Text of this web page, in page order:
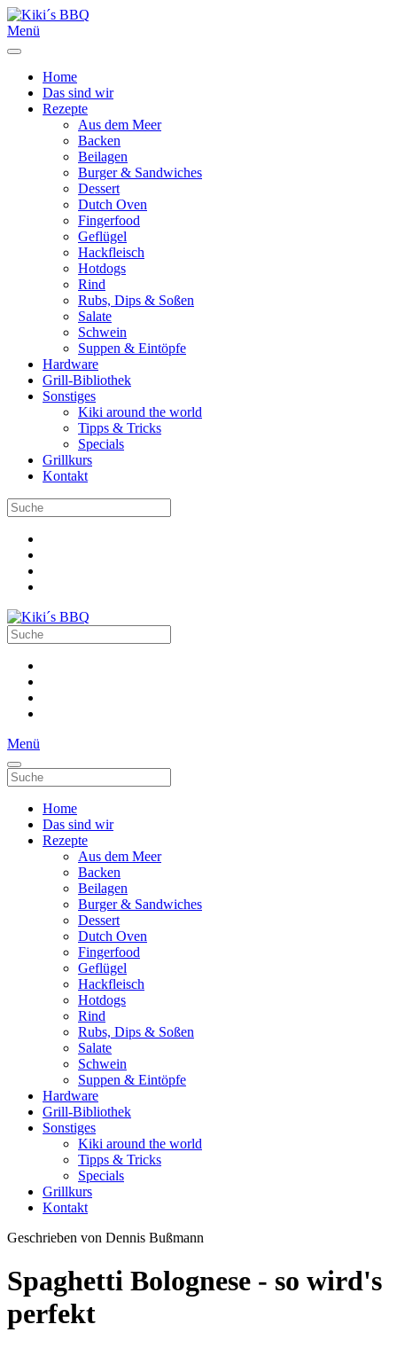
Menü
Home
Das sind wir
Rezepte
Aus dem Meer
Backen
Beilagen
Burger & Sandwiches
Dessert
Dutch Oven
Fingerfood
Geflügel
Hackfleisch
Hotdogs
Rind
Rubs, Dips & Soßen
Salate
Schwein
Suppen & Eintöpfe
Hardware
Grill-Bibliothek
Sonstiges
Kiki around the world
Tipps & Tricks
Specials
Grillkurs
Kontakt
Menü
Home
Das sind wir
Rezepte
Aus dem Meer
Backen
Beilagen
Burger & Sandwiches
Dessert
Dutch Oven
Fingerfood
Geflügel
Hackfleisch
Hotdogs
Rind
Rubs, Dips & Soßen
Salate
Schwein
Suppen & Eintöpfe
Hardware
Grill-Bibliothek
Sonstiges
Kiki around the world
Tipps & Tricks
Specials
Grillkurs
Kontakt
Geschrieben von Dennis Bußmann
Spaghetti Bolognese - so wird's
perfekt